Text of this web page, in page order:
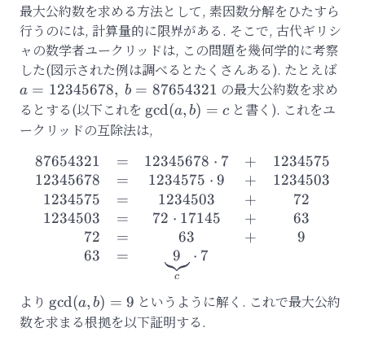
最大公約数を求める方法として, 素因数分解をひたすら
行うのには, 計算量的に限界がある. そこで, 古代ギリシ
ャの数学者ユークリッドは, この問題を幾何学的に考察
した(図示された例は調べるとたくさんある). たとえば
a = 12345678, b = 87654321 の最大公約数を求め
るとする(以下これを \gcd(a,b)=c
gcd(a, b) = c と書く). これをユ
ークリッドの互除法は,
\begin{array}{rr}
87654321
12345678
1234575
1234503
72
63
=
=
=
=
=
=
12345678 ⋅ 7
1234575 ⋅ 9
1234503
72 ⋅ 17145
63
c
9 ⋅ 7
+
+
+
+
+
1234575
1234503
72
63
9
より \gcd(a,b)=9
gcd(a, b) = 9 というように解く. これで最大公約
数を求まる根拠を以下証明する.